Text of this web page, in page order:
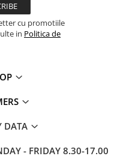
cu promotiile
in Politica de
DATA
- FRIDAY 8.30-17.00